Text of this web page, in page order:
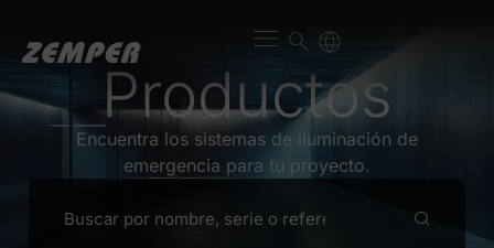
Productos
Encuentra los sistemas de iluminación de
emergencia para tu proyecto.